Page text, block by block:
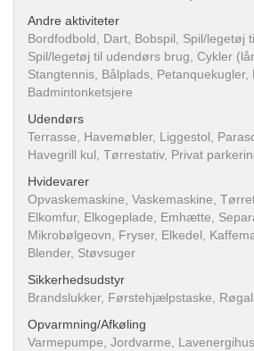
Andre aktiviteter
Bordfodbold, Dart, Bobspil, Spil/legetøj
Spil/legetøj til udendørs brug, Cykler
Stangtennis, Bålplads, Petanquekugler,
Badmintonketsjere
Udendørs
Terrasse, Havemøbler, Liggestol,
Havegrill kul, Tørrestativ, Privat
Hvidevarer
Opvaskemaskine, Vaskemaskine,
Elkomfur, Elkogeplade, Emhætte,
Mikrobølgeovn, Fryser, Elkedel,
Blender, Støvsuger
Sikkerhedsudstyr
Brandslukker, Førstehjælpstaske,
Opvarmning/Afkøling
Varmepumpe, Jordvarme,